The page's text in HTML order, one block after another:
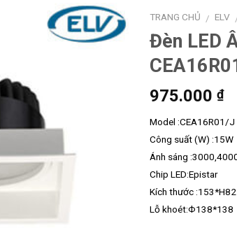
TRANG CHỦ / ELV
Đèn LED
975.000 ₫
Model :CEA16R01/J
Công suất (W) :15W
Ánh sáng
Chip LED:Epistar
Kích thước :153*H82
Lỗ khoét:Ф138*138